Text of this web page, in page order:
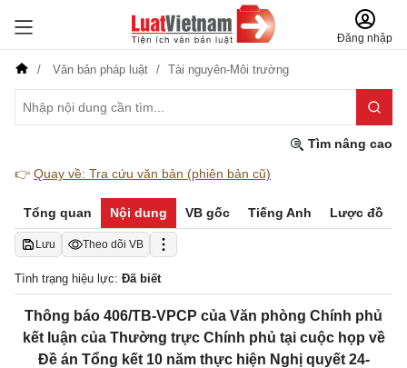
Đăng nhập
Văn bản pháp luật Tài nguyên-Môi trường
Tìm nâng cao
👉 Quay về: Tra cứu văn bản (phiên bản cũ)
Tổng quan Nội dung VB gốc Tiếng Anh Lược đồ
Lưu Theo dõi VB
Tình trạng hiệu lực: Đã biết
Thông báo 406/TB-VPCP của Văn phòng Chính phủ
kết luận của Thường trực Chính phủ tại cuộc họp về
Đề án Tổng kết 10 năm thực hiện Nghị quyết 24-